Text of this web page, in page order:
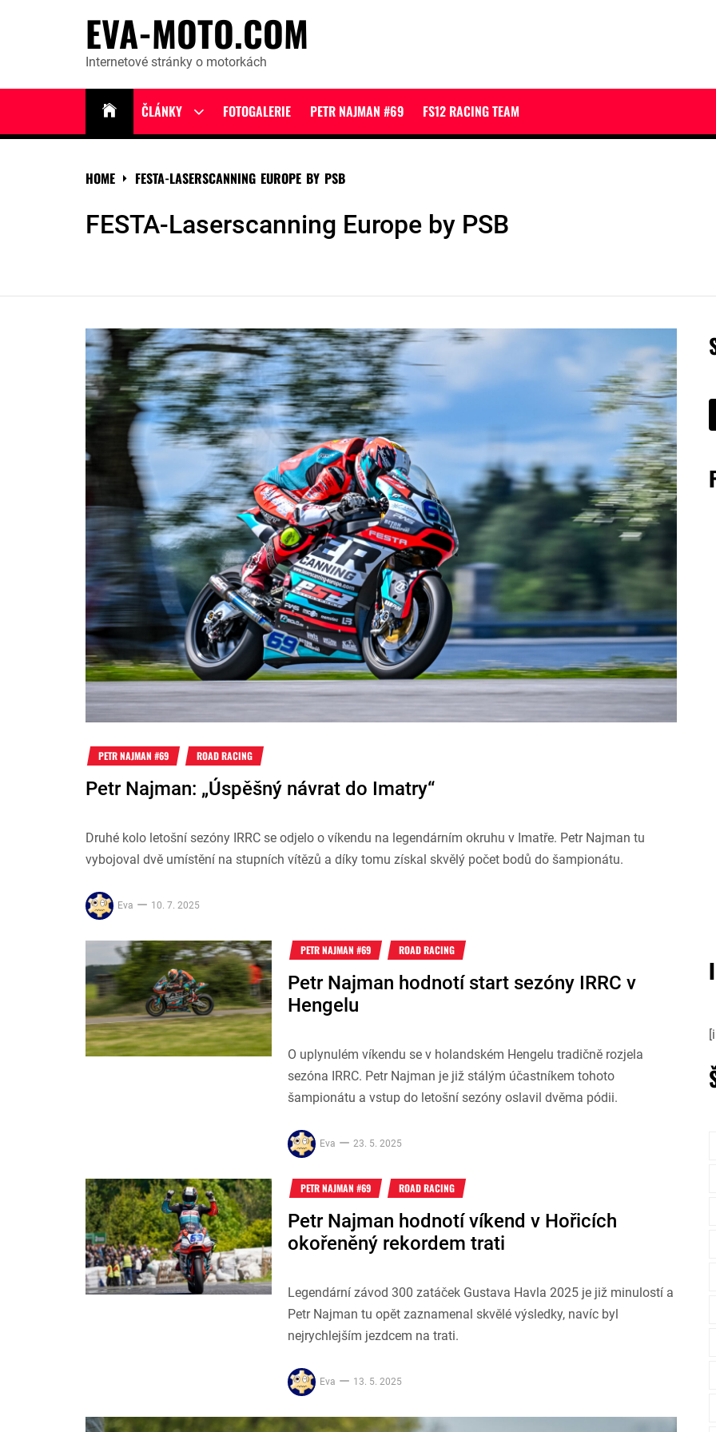
EVA-MOTO.COM
Internetové stránky o motorkách
ČLÁNKY
Show
menu
FOTOGALERIE PETR NAJMAN #69 FS12 RACING TEAM
HOME FESTA-LASERSCANNING EUROPE BY PSB
FESTA-Laserscanning Europe by PSB
PETR NAJMAN #69 ROAD RACING
Petr Najman: „Úspěšný návrat do Imatry“
Druhé kolo letošní sezóny IRRC se odjelo o víkendu na legendárním okruhu v Imatře. Petr Najman tu
vybojoval dvě umístění na stupních vítězů a díky tomu získal skvělý počet bodů do šampionátu.
Eva 10. 7. 2025
PETR NAJMAN #69 ROAD RACING
Petr Najman hodnotí start sezóny IRRC v
Hengelu
O uplynulém víkendu se v holandském Hengelu tradičně rozjela
sezóna IRRC. Petr Najman je již stálým účastníkem tohoto
šampionátu a vstup do letošní sezóny oslavil dvěma pódii.
Eva 23. 5. 2025
PETR NAJMAN #69 ROAD RACING
Petr Najman hodnotí víkend v Hořicích
okořeněný rekordem trati
Legendární závod 300 zatáček Gustava Havla 2025 je již minulostí a
Petr Najman tu opět zaznamenal skvělé výsledky, navíc byl
nejrychlejším jezdcem na trati.
Eva 13. 5. 2025